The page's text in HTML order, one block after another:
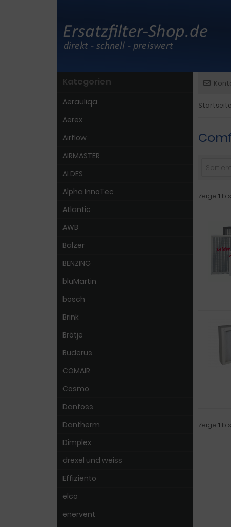
Startseite
Zeige 1 bis
Zeige 1 bis
Kategorien
Aerauliqa
Aerex
Airflow
AIRMASTER
ALDES
Alpha InnoTec
Atlantic
AWB
Balzer
BENZING
bluMartin
bösch
Brink
Brötje
Buderus
COMAIR
Cosmo
Danfoss
Dantherm
Dimplex
drexel und weiss
Effiziento
elco
enervent